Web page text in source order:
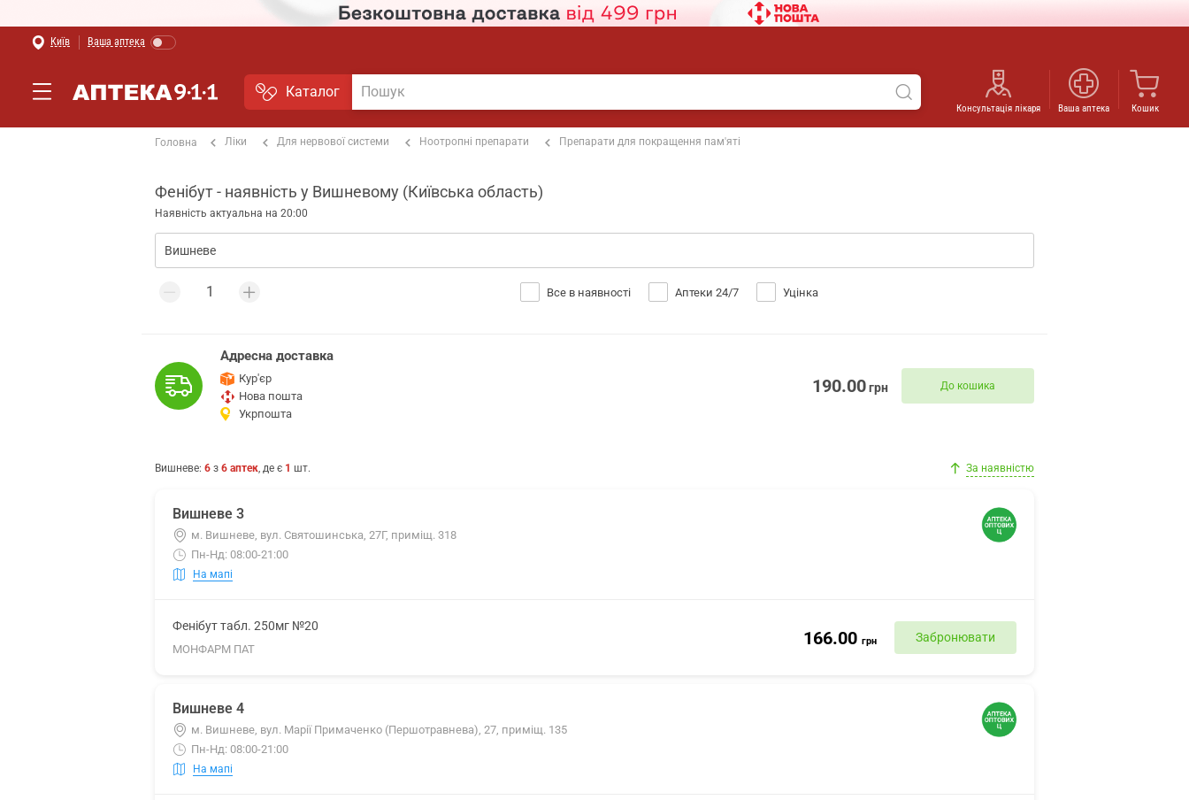
Київ Ваша аптека
Каталог
Консультація лікаря Ваша аптека Кошик
Головна Ліки Для нервової системи Ноотропні препарати Препарати для покращення пам'яті
Фенібут - наявність у Вишневому (Київська область)
Наявність актуальна на 20:00
Все в наявності Аптеки 24/7 Уцінка
Адресна доставка
Кур'єр
Нова пошта
Укрпошта
190.00грн До кошика
Вишневе: 6 з 6 аптек, де є 1 шт. За наявністю
Вишневе 3
м. Вишневе, вул. Святошинська, 27Г, приміщ. 318
Пн-Нд: 08:00-21:00
На мапі
Фенібут табл. 250мг №20
МОНФАРМ ПАТ
166.00 грн Забронювати
Вишневе 4
м. Вишневе, вул. Марії Примаченко (Першотравнева), 27, приміщ. 135
Пн-Нд: 08:00-21:00
На мапі